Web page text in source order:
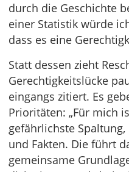
durch die Geschichte
einer Statistik würde
dass es eine
Statt dessen zieht
Gerechtigkeitslücke
eingangs zitiert. Es
Prioritäten: „Für mich
gefährlichste
und Fakten. Die führt
gemeinsame